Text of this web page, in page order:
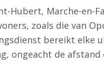
Hubert, Marche-en-
zoals die van
bereikt elke
ongeacht de